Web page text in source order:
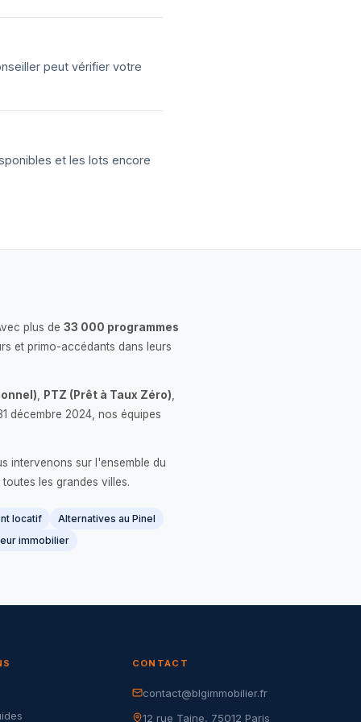
peut vérifier votre
et les lots encore
plus de 33 000 programmes
et primo-accédants dans leurs
PTZ (Prêt à Taux Zéro)
décembre 2024, nos équipes
intervenons sur l'ensemble du
les grandes villes.
locatif
Alternatives au Pinel
immobilier
CONTACT
contact@blgimmobilier.fr
12 rue Taine, 75012 Paris